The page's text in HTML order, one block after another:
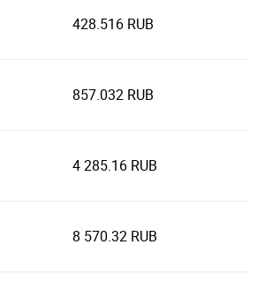
428.516 RUB
857.032 RUB
4 285.16 RUB
8 570.32 RUB